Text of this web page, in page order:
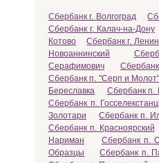
Сбербанк г. Волгоград
Сбербанк г. Калач-на-Дону
Котово
Сбербанк г.
Новоаннинский
Серафимович
Сбербанк п. "Серп и Молот"
Береславка
Сбербанк п.
Сбербанк п.
Золотари
Сбербанк п.
Сбербанк п. Красноярский
Нариман
Сбербанк п.
Образцы
Сбербанк п.